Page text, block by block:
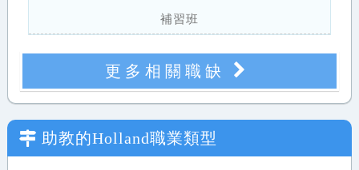
補習班
更多相關職缺
助教的Holland職業類型